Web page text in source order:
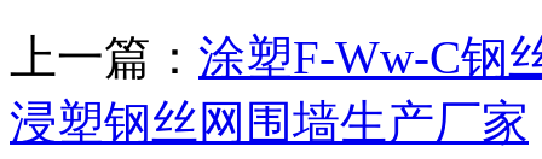
上一篇： 涂塑F-Ww-C钢
浸塑钢丝网围墙生产厂家